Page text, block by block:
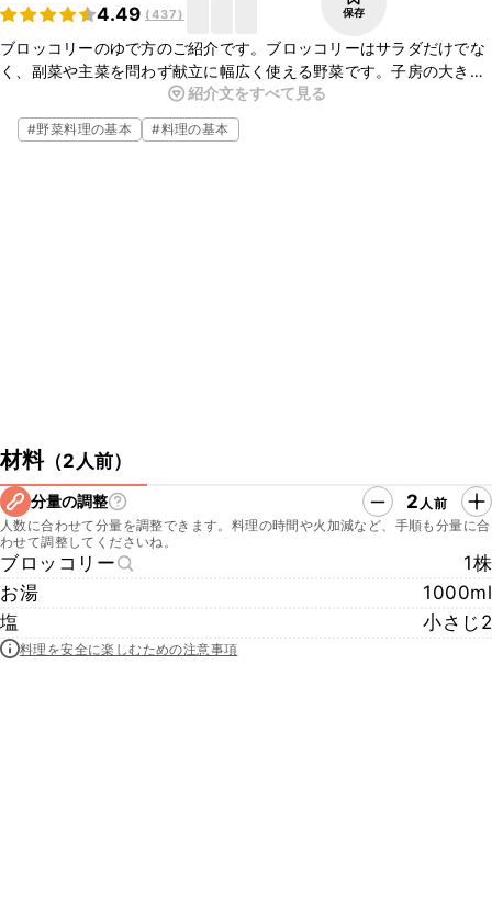
4.49 (437) 保存
ブロッコリーのゆで方のご紹介です。ブロッコリーはサラダだけでな
く、副菜や主菜を問わず献立に幅広く使える野菜です。子房の大きさ
は切れ目の入れ方で加減できるので、料理によって調整して下さい
ね。
紹介文をすべて見る
#野菜料理の基本 #料理の基本
材料（2人前）
分量の調整 2 人前
人数に合わせて分量を調整できます。料理の時間や火加減など、手順も分量に合
わせて調整してくださいね。
ブロッコリー
1株
お湯
1000ml
塩
小さじ2
料理を安全に楽しむための注意事項